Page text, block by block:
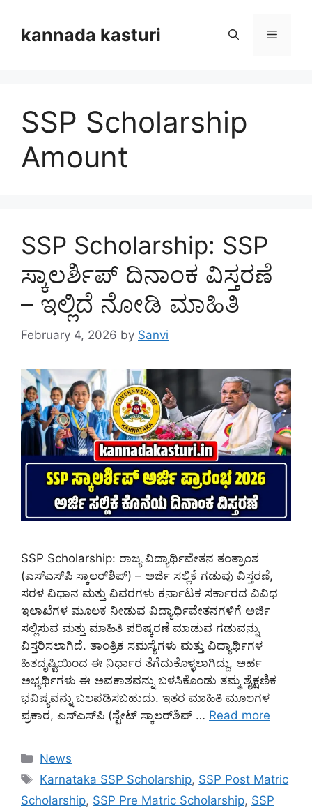
contentkannada kasturi Menu
SSP Scholarship
Amount
SSP Scholarship: SSP
ಸ್ಕಾಲರ್ಶಿಪ್ ದಿನಾಂಕ ವಿಸ್ತರಣೆ
– ಇಲ್ಲಿದೆ ನೋಡಿ ಮಾಹಿತಿ
February 4, 2026 by Sanvi
SSP Scholarship: ರಾಜ್ಯ ವಿದ್ಯಾರ್ಥಿವೇತನ ತಂತ್ರಾಂಶ
(ಎಸ್‌ಎಸ್‌ಪಿ ಸ್ಕಾಲರ್‌ಶಿಪ್) – ಅರ್ಜಿ ಸಲ್ಲಿಕೆ ಗಡುವು ವಿಸ್ತರಣೆ,
ಸರಳ ವಿಧಾನ ಮತ್ತು ವಿವರಗಳು ಕರ್ನಾಟಕ ಸರ್ಕಾರದ ವಿವಿಧ
ಇಲಾಖೆಗಳ ಮೂಲಕ ನೀಡುವ ವಿದ್ಯಾರ್ಥಿವೇತನಗಳಿಗೆ ಅರ್ಜಿ
ಸಲ್ಲಿಸುವ ಮತ್ತು ಮಾಹಿತಿ ಪರಿಷ್ಕರಣೆ ಮಾಡುವ ಗಡುವನ್ನು
ವಿಸ್ತರಿಸಲಾಗಿದೆ. ತಾಂತ್ರಿಕ ಸಮಸ್ಯೆಗಳು ಮತ್ತು ವಿದ್ಯಾರ್ಥಿಗಳ
ಹಿತದೃಷ್ಟಿಯಿಂದ ಈ ನಿರ್ಧಾರ ತೆಗೆದುಕೊಳ್ಳಲಾಗಿದ್ದು, ಅರ್ಹ
ಅಭ್ಯರ್ಥಿಗಳು ಈ ಅವಕಾಶವನ್ನು ಬಳಸಿಕೊಂಡು ತಮ್ಮ ಶೈಕ್ಷಣಿಕ
ಭವಿಷ್ಯವನ್ನು ಬಲಪಡಿಸಬಹುದು. ಇತರ ಮಾಹಿತಿ ಮೂಲಗಳ
ಪ್ರಕಾರ, ಎಸ್‌ಎಸ್‌ಪಿ (ಸ್ಟೇಟ್ ಸ್ಕಾಲರ್‌ಶಿಪ್ … Read more
Categories
News
Tags
Karnataka SSP Scholarship, SSP Post Matric
Scholarship, SSP Pre Matric Scholarship, SSP